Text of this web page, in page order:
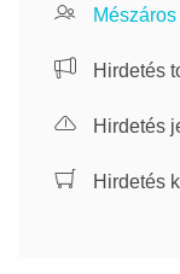
Hirdetés
Hirdetés
Hirdetés